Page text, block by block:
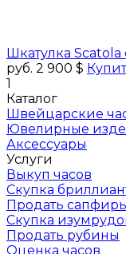
Шкатулка
руб. 2 900 $
1
Каталог
Швейцарские
Ювелирные
Аксессуары
Услуги
Выкуп часов
Скупка
Продать
Скупка
Продать рубины
Оценка часов